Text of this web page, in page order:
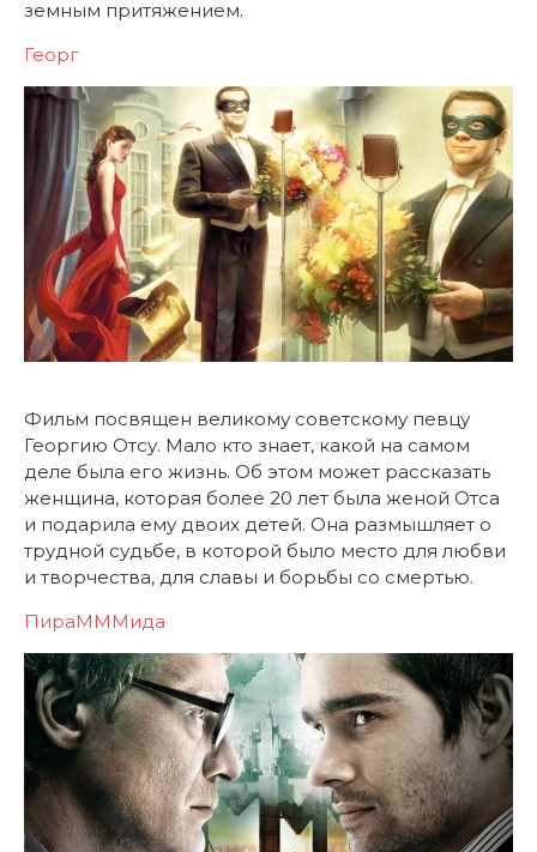
земным притяжением.
Георг
Фильм посвящен великому советскому певцу
Георгию Отсу. Мало кто знает, какой на самом
деле была его жизнь. Об этом может рассказать
женщина, которая более 20 лет была женой Отса
и подарила ему двоих детей. Она размышляет о
трудной судьбе, в которой было место для любви
и творчества, для славы и борьбы со смертью.
ПираМММида